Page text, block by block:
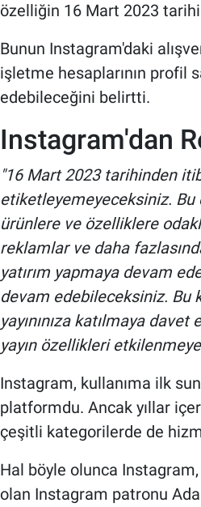
özelliğin 16 Mart 2023 tarihi
Bunun Instagram'daki
işletme hesaplarının profil
edebileceğini belirtti.
Instagram'dan
"16 Mart 2023 tarihinden
etiketleyemeyeceksiniz. Bu
ürünlere ve özelliklere
reklamlar ve daha
yatırım yapmaya devam
devam edebileceksiniz. Bu
yayınınıza katılmaya
yayın özellikleri
Instagram, kullanıma ilk
platformdu. Ancak yıllar
çeşitli kategorilerde de
Hal böyle olunca
olan Instagram patronu